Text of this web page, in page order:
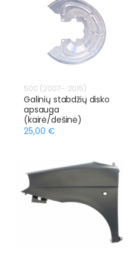
500 (2007- 2015)
Galinių stabdžių disko
apsauga
(kairė/dešinė)
25,00 €